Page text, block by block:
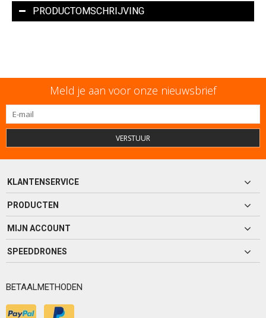
PRODUCTOMSCHRIJVING
Meld je aan voor onze nieuwsbrief
VERSTUUR
KLANTENSERVICE
PRODUCTEN
MIJN ACCOUNT
SPEEDDRONES
BETAALMETHODEN